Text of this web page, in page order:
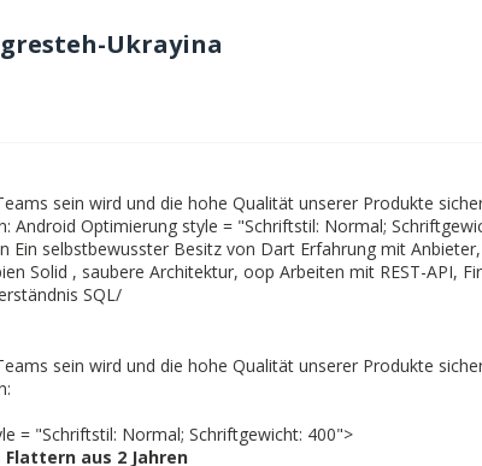
Ukrayina
sein wird und die hohe Qualität unserer Produkte
Android Optimierung style = "Schriftstil: Normal;
Ein selbstbewusster Besitz von Dart Erfahrung mit
Solid , saubere Architektur, oop Arbeiten mit REST-API,
SQL/
sein wird und die hohe Qualität unserer Produkte
= "Schriftstil: Normal; Schriftgewicht: 400">
aus 2 Jahren